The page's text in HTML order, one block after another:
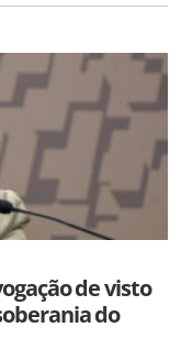
de visto
do